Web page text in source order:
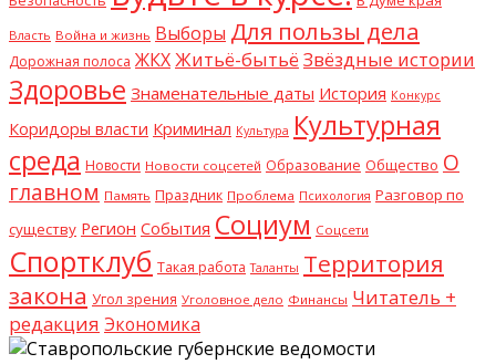
Власть Война и жизнь Выборы Для пользы дела
Дорожная полоса ЖКХЖитьё-бытьё Звёздные истории
Здоровье Знаменательные даты История Конкурс
Коридоры власти Криминал Культура Культурная
среда Новости Новости соцсетей Образование Общество О
главном Память Праздник Проблема Психология Разговор по
существу Регион События Социум Соцсети
Спортклуб Такая работа Таланты Территория
закона Угол зрения Уголовное дело Финансы Читатель +
редакция Экономика